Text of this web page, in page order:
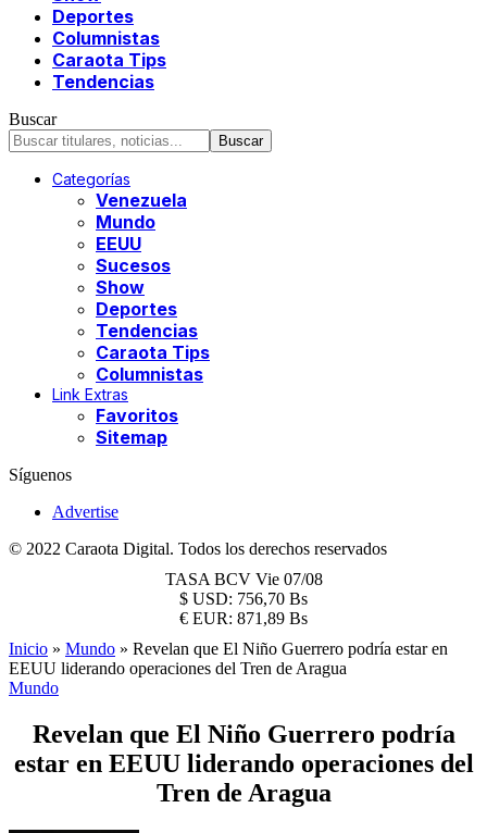
Deportes
Columnistas
Caraota Tips
Tendencias
Buscar
Categorías
Venezuela
Mundo
EEUU
Sucesos
Show
Deportes
Tendencias
Caraota Tips
Columnistas
Link Extras
Favoritos
Sitemap
Síguenos
Advertise
© 2022 Caraota Digital. Todos los derechos reservados
TASA BCV Vie 07/08
$ USD: 756,70 Bs
€ EUR: 871,89 Bs
Inicio » Mundo » Revelan que El Niño Guerrero podría estar en
EEUU liderando operaciones del Tren de Aragua
Mundo
Revelan que El Niño Guerrero podría
estar en EEUU liderando operaciones del
Tren de Aragua